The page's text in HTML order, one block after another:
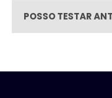
POSSO TESTAR